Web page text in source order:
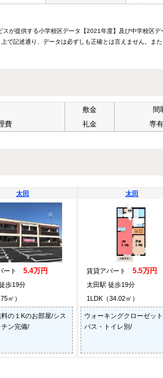
が提供する小学校区データ【2021年度】及び中学校区
記述通り、データは必ずしも正確とは言えません。ま
費
敷金
礼金
間
専
太田
ート 5.4万円
歩19分
㎡）
の１Kのお部屋/シス
ン完備/
太田
賃貸アパート 5.5万円
太田駅 徒歩19分
1LDK（34.02㎡）
ウォーキングクローゼッ
バス・トイレ別/